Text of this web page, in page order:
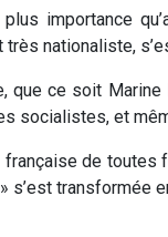
plus importance
très nationaliste,
que ce soit
socialistes, et
de toutes
s’est transformée